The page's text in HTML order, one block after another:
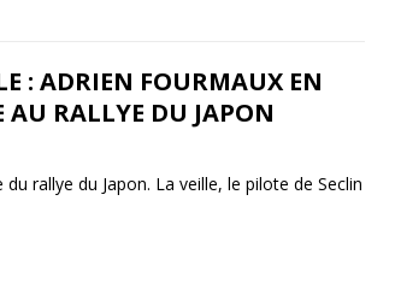
: ADRIEN FOURMAUX EN
AU RALLYE DU JAPON
rallye du Japon. La veille, le pilote de Seclin